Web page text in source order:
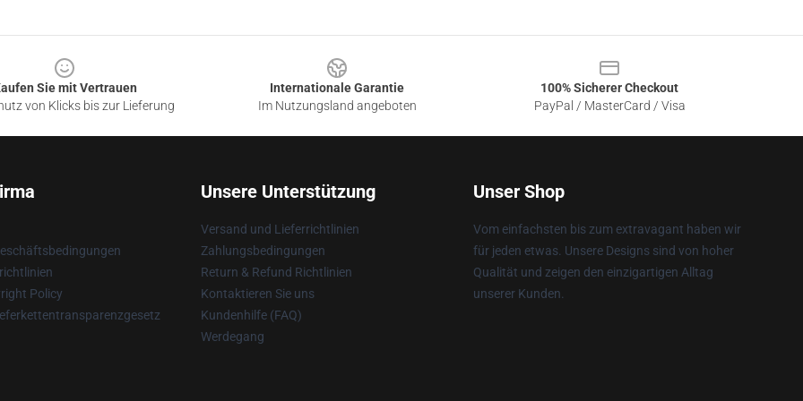
Sie mit Vertrauen
von Klicks bis zur Lieferung
Internationale Garantie
Im Nutzungsland angeboten
100% Sicherer Checkout
PayPal / MasterCard / Visa
Policy
Unsere Unterstützung
Versand und Lieferrichtlinien
Zahlungsbedingungen
Return & Refund Richtlinien
Kontaktieren Sie uns
Kundenhilfe (FAQ)
Werdegang
Unser Shop
Vom einfachsten bis zum extravagant haben wir
für jeden etwas. Unsere Designs sind von hoher
Qualität und zeigen den einzigartigen Alltag
unserer Kunden.